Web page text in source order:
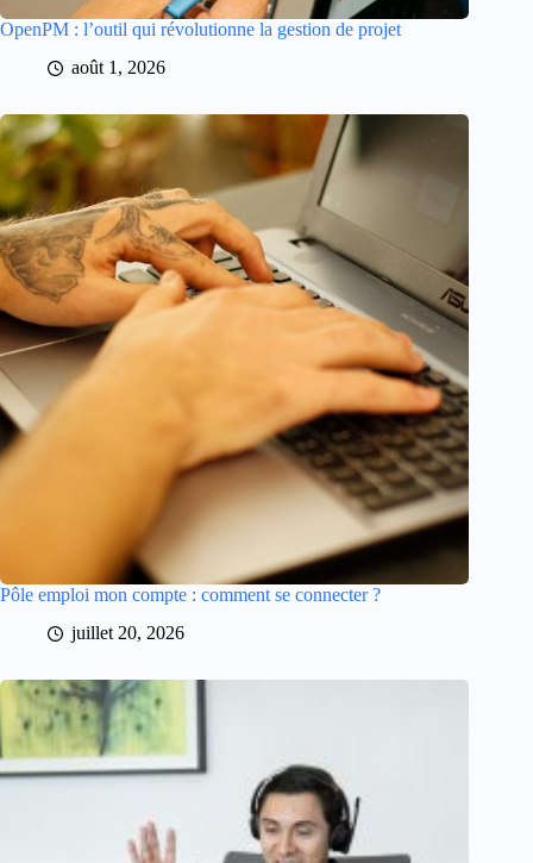
OpenPM : l’outil qui révolutionne la gestion de projet
août 1, 2026
Pôle emploi mon compte : comment se connecter ?
juillet 20, 2026